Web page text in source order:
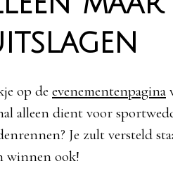
op de evenementenpagina
alleen dient voor
Je zult versteld
winnen ook!